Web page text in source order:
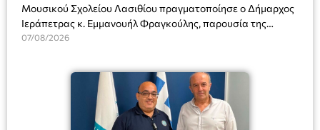
Μουσικού Σχολείου Λασιθίου πραγματοποίησε ο Δήμαρχος
Ιεράπετρας κ. Εμμανουήλ Φραγκούλης, παρουσία της
Διευθύντριας του σχολείου κας Μαριάννας Χαΐτα.
07/08/2026